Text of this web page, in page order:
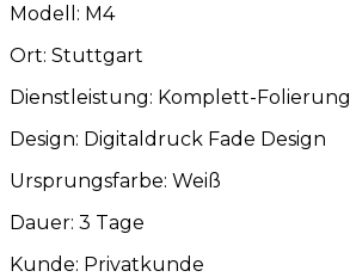
Modell: M4
Ort: Stuttgart
Dienstleistung: Komplett-Folierung
Design: Digitaldruck Fade Design
Ursprungsfarbe: Weiß
Dauer: 3 Tage
Kunde: Privatkunde